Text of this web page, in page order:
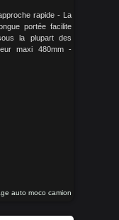
rapide - La
portée facilite
la plupart des
maxi 480mm -
auto moco camion